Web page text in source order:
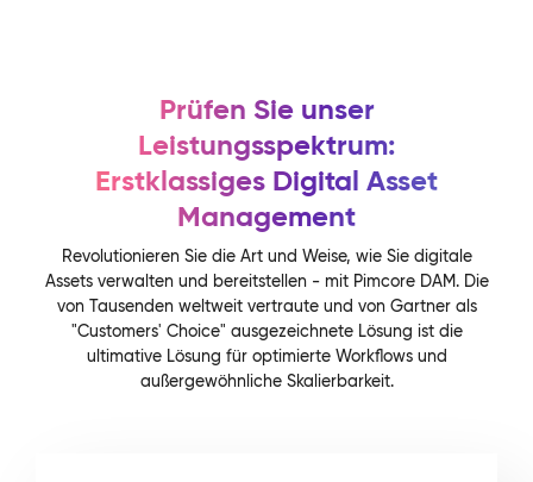
Prüfen Sie unser
Leistungsspektrum:
Erstklassiges Digital Asset
Management
Revolutionieren Sie die Art und Weise, wie Sie digitale
Assets verwalten und bereitstellen - mit Pimcore DAM. Die
von Tausenden weltweit vertraute und von Gartner als
"Customers' Choice" ausgezeichnete Lösung ist die
ultimative Lösung für optimierte Workflows und
außergewöhnliche Skalierbarkeit.